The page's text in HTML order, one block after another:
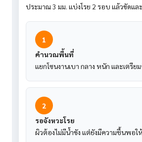
ประมาณ 3 มม. แบ่งโรย 2 รอบ แล้วขัดแ
1
คำนวณพื้นที่
แยกโซนงานเบา กลาง หนัก และเตรีย
2
รอจังหวะโรย
ผิวต้องไม่มีน้ำขัง แต่ยังมีความชื้นพอใ